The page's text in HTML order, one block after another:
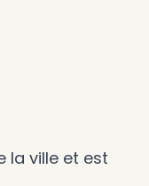
la ville et est